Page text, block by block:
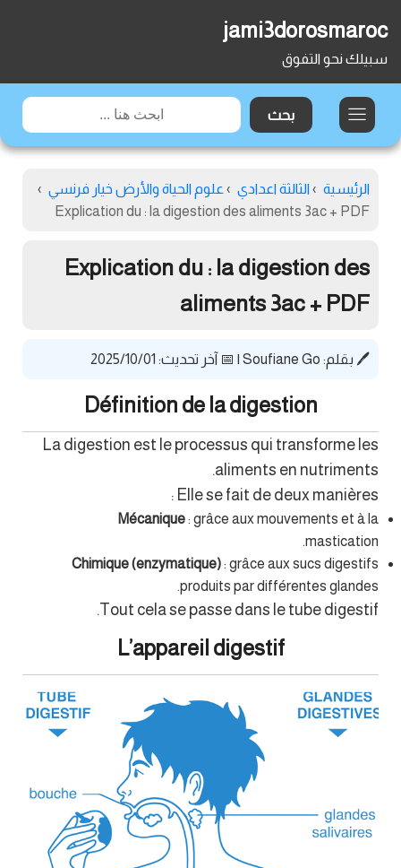
jami3dorosmaroc
سبيلك نحو التفوق
الرئيسية › الثالثة اعدادي › علوم الحياة والأرض خيار فرنسي ›
Explication du : la digestion des aliments 3ac + PDF
Explication du : la digestion des
aliments 3ac + PDF
🖊️ بقلم: Soufiane Go
| 📅 آخر تحديث: 2025/10/01
Définition de la digestion
La digestion est le processus qui transforme les
aliments en nutriments.
Elle se fait de deux manières :
Mécanique: grâce aux mouvements et à la
mastication.
Chimique (enzymatique): grâce aux sucs digestifs
produits par différentes glandes.
Tout cela se passe dans le tube digestif.
L’appareil digestif